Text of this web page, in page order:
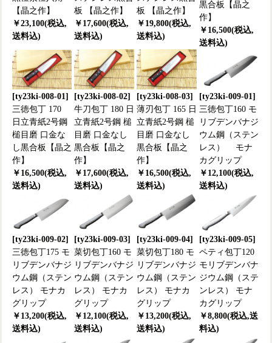
【晶之作】
￥23,100(税込,
送料込)
板 【晶之作】
￥17,600(税込,
送料込)
板 【晶之作】
￥19,800(税込,
送料込)
黒合板【晶之
作】
￥16,500(税込,
送料込)
[ty23ki-008-01]
三徳包丁 170
日立青紙2号鋼
槌目磨 口金な
し黒合板【晶之
作】
￥16,500(税込,
送料込)
[ty23ki-008-02]
牛刀包丁 180 日
立青紙2号鋼 槌
目磨 口金なし
黒合板【晶之
作】
￥17,600(税込,
送料込)
[ty23ki-008-03]
薄刃包丁 165 日
立青紙2号鋼 槌
目磨 口金なし
黒合板【晶之
作】
￥16,500(税込,
送料込)
[ty23ki-009-01]
三徳包丁160 モ
リブデンバナジ
ウム鋼（ステン
レス） モナ
カグリップ
￥12,100(税込,
送料込)
[ty23ki-009-02]
三徳包丁175 モ
リブデンバナジ
ウム鋼（ステン
レス） モナカ
グリップ
￥13,200(税込,
送料込)
[ty23ki-009-03]
菜切包丁160 モ
リブデンバナジ
ウム鋼（ステン
レス） モナカ
グリップ
￥12,100(税込,
送料込)
[ty23ki-009-04]
菜切包丁180 モ
リブデンバナジ
ウム鋼（ステン
レス） モナカ
グリップ
￥13,200(税込,
送料込)
[ty23ki-009-05]
ペティ包丁120
モリブデンバナ
ジウム鋼（ステ
ンレス） モナ
カグリップ
￥8,800(税込,送
料込)